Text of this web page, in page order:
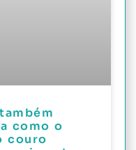
como o
couro